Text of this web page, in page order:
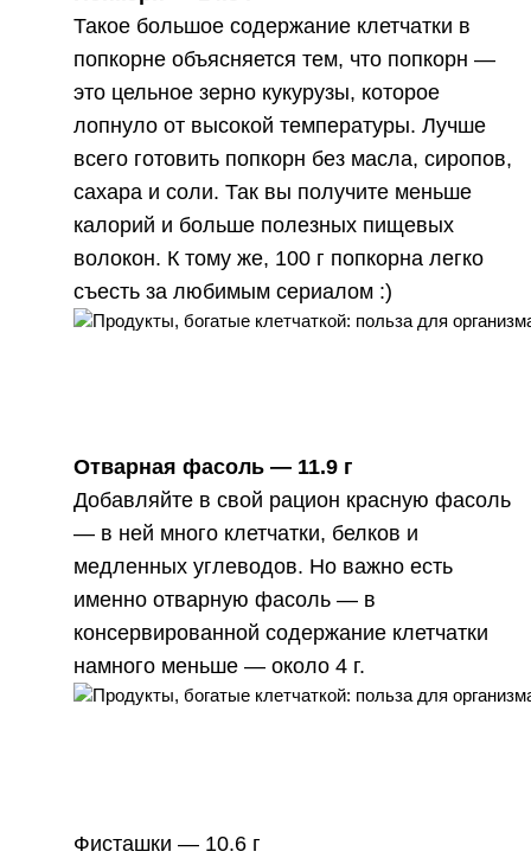
Такое большое содержание клетчатки в
попкорне объясняется тем, что попкорн —
это цельное зерно кукурузы, которое
лопнуло от высокой температуры. Лучше
всего готовить попкорн без масла, сиропов,
сахара и соли. Так вы получите меньше
калорий и больше полезных пищевых
волокон. К тому же, 100 г попкорна легко
съесть за любимым сериалом :)
Отварная фасоль — 11.9 г
Добавляйте в свой рацион красную фасоль
— в ней много клетчатки, белков и
медленных углеводов. Но важно есть
именно отварную фасоль — в
консервированной содержание клетчатки
намного меньше — около 4 г.
Фисташки — 10.6 г